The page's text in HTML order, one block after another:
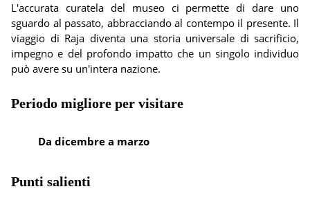
L'accurata curatela del museo ci permette di dare uno
sguardo al passato, abbracciando al contempo il presente. Il
viaggio di Raja diventa una storia universale di sacrificio,
impegno e del profondo impatto che un singolo individuo
può avere su un'intera nazione.
Periodo migliore per visitare
Da dicembre a marzo
Punti salienti